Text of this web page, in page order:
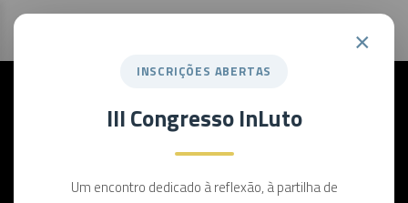
×
INSCRIÇÕES ABERTAS
III Congresso InLuto
Um encontro dedicado à reflexão, à partilha de